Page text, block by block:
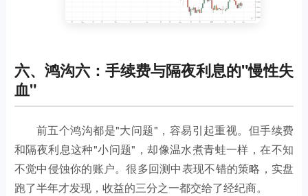
六、鸿沟六：手续费与隔夜利息的"慢性失
血"
前五个鸿沟都是"大问题"，容易引起重视。但手续费
和隔夜利息这种"小问题"，却像温水煮青蛙一样，在不知
不觉中侵蚀你的账户。很多回测中表现不错的策略，实盘
跑了半年才发现，收益的三分之一都交给了经纪商。